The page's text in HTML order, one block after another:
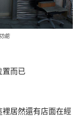
能
置而已
居然還有店面在經